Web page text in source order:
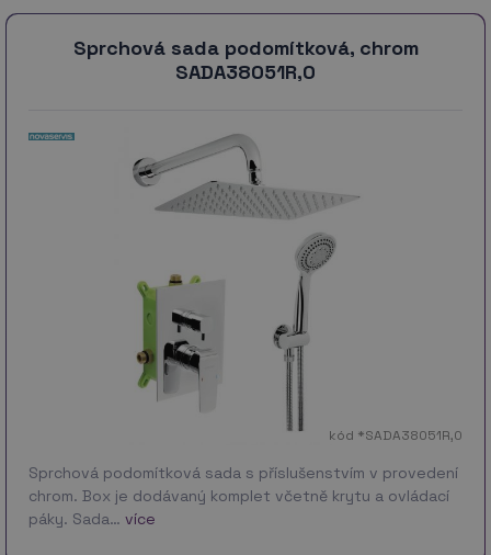
Sprchová sada podomítková, chrom
SADA38051R,0
kód *SADA38051R,0
Sprchová podomítková sada s příslušenstvím v provedení
chrom. Box je dodávaný komplet včetně krytu a ovládací
páky. Sada… více